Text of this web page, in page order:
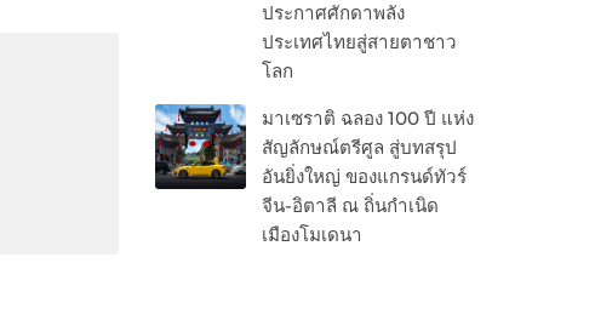
ประกาศศักดาพลัง
ประเทศไทยสู่สายตาชาว
โลก
มาเซราติ ฉลอง 100 ปี แห่ง
สัญลักษณ์ตรีศูล สู่บทสรุป
อันยิ่งใหญ่ ของแกรนด์ทัวร์
จีน-อิตาลี ณ ถิ่นกำเนิด
เมืองโมเดนา